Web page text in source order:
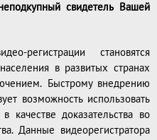
свидетель Вашей
регистрации становятся
в развитых странах
Быстрому внедрению
возможность использовать
качестве доказательства во
Данные видеорегистратора